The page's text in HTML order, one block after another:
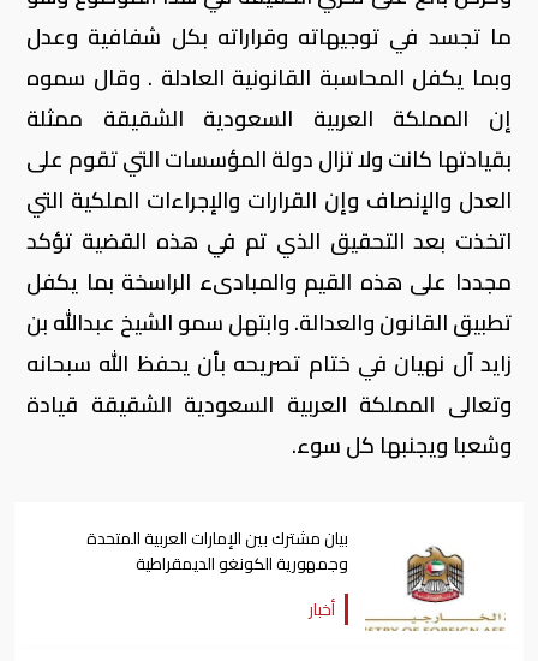
ما تجسد في توجيهاته وقراراته بكل شفافية وعدل
وبما يكفل المحاسبة القانونية العادلة . وقال سموه
إن المملكة العربية السعودية الشقيقة ممثلة
بقيادتها كانت ولا تزال دولة المؤسسات التي تقوم على
العدل والإنصاف وإن القرارات والإجراءات الملكية التي
اتخذت بعد التحقيق الذي تم في هذه القضية تؤكد
مجددا على هذه القيم والمبادىء الراسخة بما يكفل
تطبيق القانون والعدالة. وابتهل سمو الشيخ عبدالله بن
زايد آل نهيان في ختام تصريحه بأن يحفظ الله سبحانه
وتعالى المملكة العربية السعودية الشقيقة قيادة
وشعبا ويجنبها كل سوء.
بيان مشترك بين الإمارات العربية المتحدة
وجمهورية الكونغو الديمقراطية
أخبار